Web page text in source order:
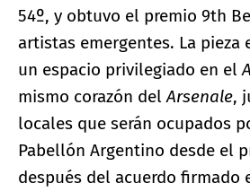
54º, y obtuvo el premio 9th
artistas emergentes. La pieza
un espacio privilegiado en el
mismo corazón delArsenale,
locales que serán ocupados
Pabellón Argentino desde el
después del acuerdo firmado